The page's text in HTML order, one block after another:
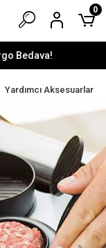
Bedava!
0
Yardımcı Aksesuarlar